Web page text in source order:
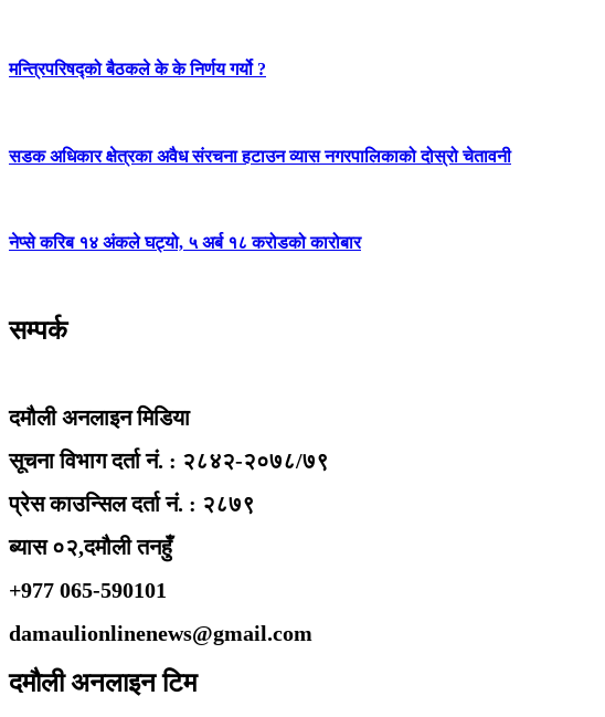
मन्त्रिपरिषद्को बैठकले के के निर्णय गर्यो ?
सडक अधिकार क्षेत्रका अवैध संरचना हटाउन व्यास नगरपालिकाको दोस्रो चेतावनी
नेप्से करिब १४ अंकले घट्यो, ५ अर्ब १८ करोडको कारोबार
सम्पर्क
दमौली अनलाइन मिडिया
सूचना विभाग दर्ता नं. : २८४२-२०७८/७९
प्रेस काउन्सिल दर्ता नं. : २८७९
ब्यास ०२,दमौली तनहुँ
+977 065-590101
damaulionlinenews@gmail.com
दमौली अनलाइन टिम